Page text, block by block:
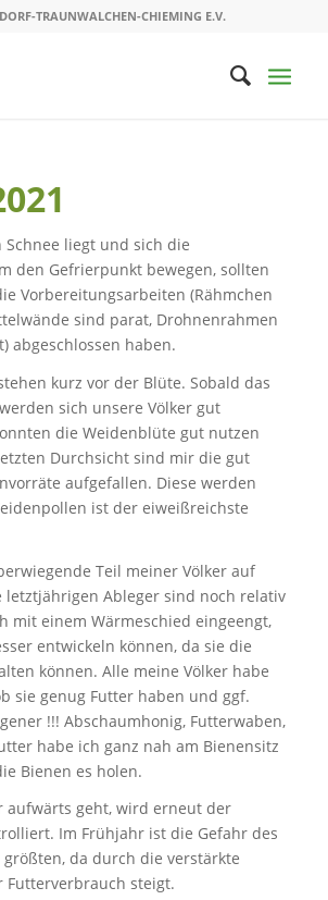
TRAUNWALCHEN-CHIEMING E.V.
liegt und sich die
den Gefrierpunkt bewegen, sollten
Vorbereitungsarbeiten (Rähmchen
sind parat, Drohnenrahmen
abgeschlossen haben.
kurz vor der Blüte. Sobald das
sich unsere Völker gut
die Weidenblüte gut nutzen
Durchsicht sind mir die gut
aufgefallen. Diese werden
ist der eiweißreichste
Teil meiner Völker auf
letztjährigen Ableger sind noch relativ
mit einem Wärmeschied eingeengt,
entwickeln können, da sie die
können. Alle meine Völker habe
sie genug Futter haben und ggf.
!!! Abschaumhonig, Futterwaben,
habe ich ganz nah am Bienensitz
Bienen es holen.
aufwärts geht, wird erneut der
Im Frühjahr ist die Gefahr des
da durch die verstärkte
Futterverbrauch steigt.